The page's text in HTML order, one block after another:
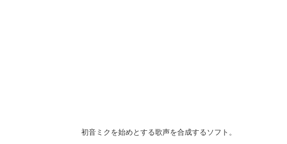
初音ミクを始めとする歌声を合成するソフト。